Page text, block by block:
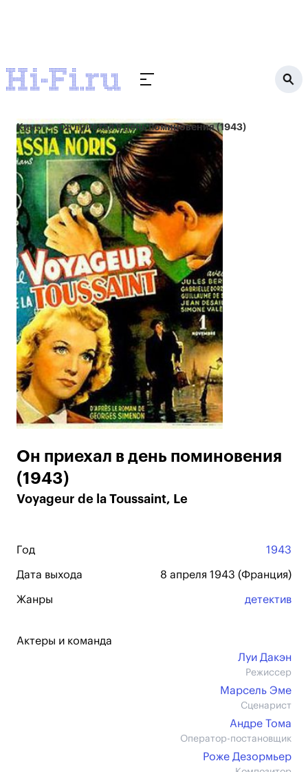
Кино Он приехал в день поминовения (1943)
Он приехал в день поминовения
(1943)
Voyageur de la Toussaint, Le
Год 1943
Дата выхода 8 апреля 1943 (Франция)
Жанры детектив
Актеры и команда
Луи Дакэн
Режиссер
Марсель Эме
Сценарист
Андре Тома
Оператор-постановщик
Роже Дезормьер